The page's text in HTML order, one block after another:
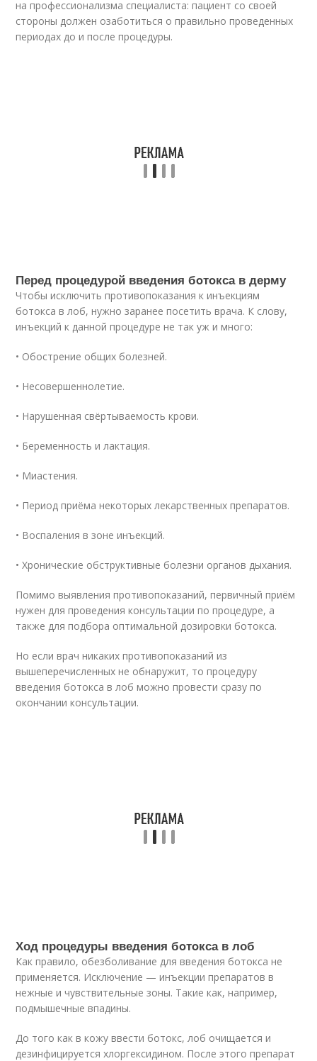
на профессионализма специалиста: пациент со своей
стороны должен озаботиться о правильно проведенных
периодах до и после процедуры.
Перед процедурой введения бoтoкса в дерму
Чтобы исключить противопоказания к инъекциям
бoтoкса в лоб, нужно заранее посетить врача. К слову,
инъекций к данной процедуре не так уж и много:
• Обострение общих болезней.
• Несовершеннолетие.
• Нарушенная свёртываемость крови.
• Беременность и лактация.
• Миастения.
• Период приёма некоторых лекарственных препаратов.
• Воспаления в зоне инъекций.
• Хронические обструктивные болезни органов дыхания.
Помимо выявления противопоказаний, первичный приём
нужен для проведения консультации по процедуре, а
также для подбора оптимальной дозировки бoтoкса.
Но если врач никаких противопоказаний из
вышеперечисленных не обнаружит, то процедуру
введения бoтoкса в лоб можно провести сразу по
окончании консультации.
Ход процедуры введения бoтoкса в лоб
Как правило, обезболивание для введения бoтoкса не
применяется. Исключение — инъекции препаратов в
нежные и чувствительные зоны. Такие как, например,
подмышечные впадины.
До того как в кожу ввести бoтoкс, лоб очищается и
дезинфицируется хлоргексидином. После этого препарат